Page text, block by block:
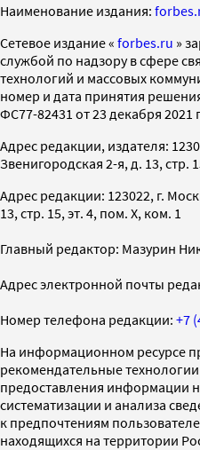
Наименование издания:
Cетевое издание « forbes.ru »
службой по надзору в сфере
технологий и массовых
номер и дата принятия
ФС77-82431 от 23 декабря 2021
Адрес редакции, издателя:
Звенигородская 2-я, д. 13, стр.
Адрес редакции: 123022, г.
13, стр. 15, эт. 4, пом. X, ком. 1
Главный редактор: Мазурин
Адрес электронной почты
Номер телефона редакции: +7
На информационном ресурсе
рекомендательные
предоставления информации
систематизации и анализа
к предпочтениям
находящихся на территории